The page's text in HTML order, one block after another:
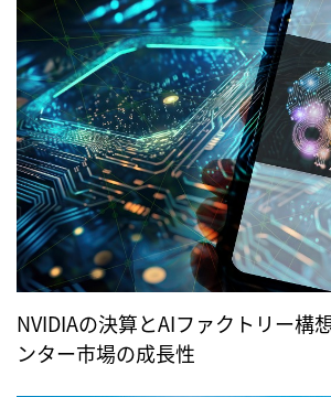
NVIDIAの決算とAIファクトリー構
ンター市場の成長性